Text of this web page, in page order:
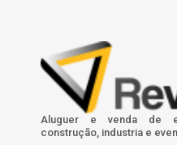
Aluguer e venda de
construção, industria e